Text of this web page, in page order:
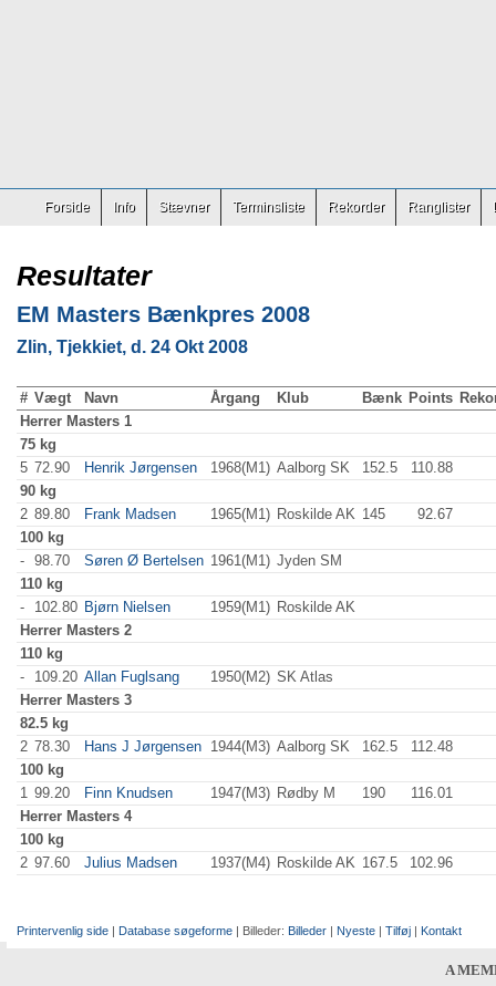
Forside Info Stævner Terminsliste Rekorder Ranglister
Resultater
EM Masters Bænkpres 2008
Zlin, Tjekkiet, d. 24 Okt 2008
# Vægt Navn Årgang Klub Bænk Points
Herrer Masters 1
75 kg
5 72.90 Henrik Jørgensen 1968(M1) Aalborg SK 152.5
110.88
90 kg
2 89.80 Frank Madsen 1965(M1) Roskilde AK 145
92.67
100 kg
- 98.70 Søren Ø Bertelsen 1961(M1) Jyden SM
110 kg
-
102.80 Bjørn Nielsen 1959(M1) Roskilde AK
Herrer Masters 2
110 kg
-
109.20 Allan Fuglsang 1950(M2) SK Atlas
Herrer Masters 3
82.5 kg
2 78.30 Hans J Jørgensen 1944(M3) Aalborg SK 162.5
112.48
100 kg
1 99.20 Finn Knudsen 1947(M3) Rødby M 190
116.01
Herrer Masters 4
100 kg
2 97.60 Julius Madsen 1937(M4) Roskilde AK 167.5 102.96
Printervenlig side | Database søgeforme | Billeder: Billeder | Nyeste | Tilføj | Kontakt
A